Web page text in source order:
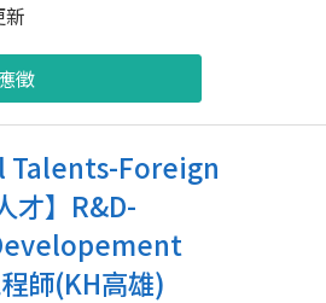
新
徵
Talents-Foreign
才】R&D-
師(KH高雄)